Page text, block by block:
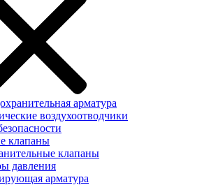
арматура
воздухоотводчики
клапаны
клапаны
давления
арматура